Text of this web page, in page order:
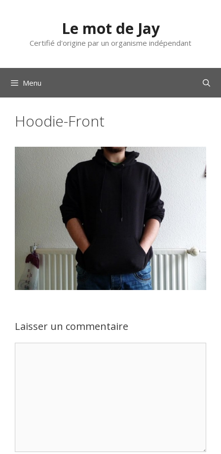
Le mot de Jay
Certifié d'origine par un organisme indépendant
Menu
Hoodie-Front
Laisser un commentaire